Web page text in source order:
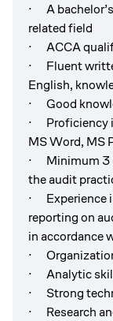
· A
related field
· ACCA
· Fluent
English,
· Good
· Proficiency
MS Word, MS
· Minimum 3
the audit
· Experience
reporting on
in accordance
·
· Analytic
· Strong
· Research